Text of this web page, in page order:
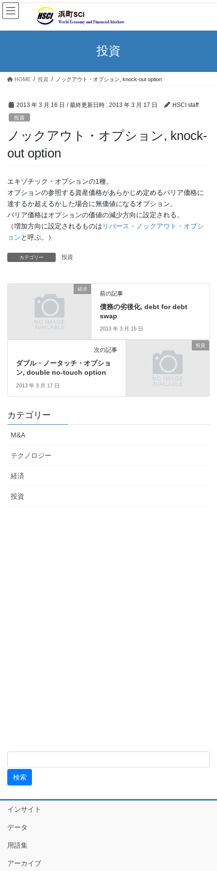
投資
HOME 投資 ノックアウト・オプション, knock-out option
2013 年 3 月 16 日 / 最終更新日時 : 2013 年 3 月 17 日 HSCI staff
投資
ノックアウト・オプション, knock-
out option
エキゾチック・オプションの1種。
オプションの参照する資産価格があらかじめ定めるバリア価格に
達するか超えるかした場合に無価値になるオプション。
バリア価格はオプションの価値の減少方向に設定される。
（増加方向に設定されるものは リバース・ノックアウト・オプシ
ョンと呼ぶ。）
カテゴリー 投資
経済
前の記事
債務の劣後化, debt for debt
swap
2013 年 3 月 15 日
投資
次の記事
ダブル・ノータッチ・オプショ
ン, double no-touch option
2013 年 3 月 17 日
カテゴリー
M&A
テクノロジー
経済
投資
インサイト
データ
用語集
アーカイブ